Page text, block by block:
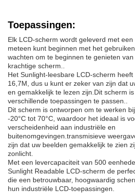
Toepassingen:
Elk LCD-scherm wordt geleverd met
meteen kunt beginnen met het
wachten om te beginnen te genieten
krachtige scherm..
Het Sunlight-leesbare LCD-scherm
16,7M, dus u kunt er zeker van zijn dat
en gemakkelijk te lezen zijn.Dit scherm
verschillende toepassingen te passen..
Dit scherm is ontworpen om te werken
-20°C tot 70°C, waardoor het ideaal is
verscheidenheid aan industriële en
buitenomgevingen.transmisieve
zijn dat uw beelden gemakkelijk te zien
zonlicht.
Met een levercapaciteit van 500
Sunlight Readable LCD-scherm de
die een betrouwbaar, hoogwaardig
hun industriële LCD-toepassingen.